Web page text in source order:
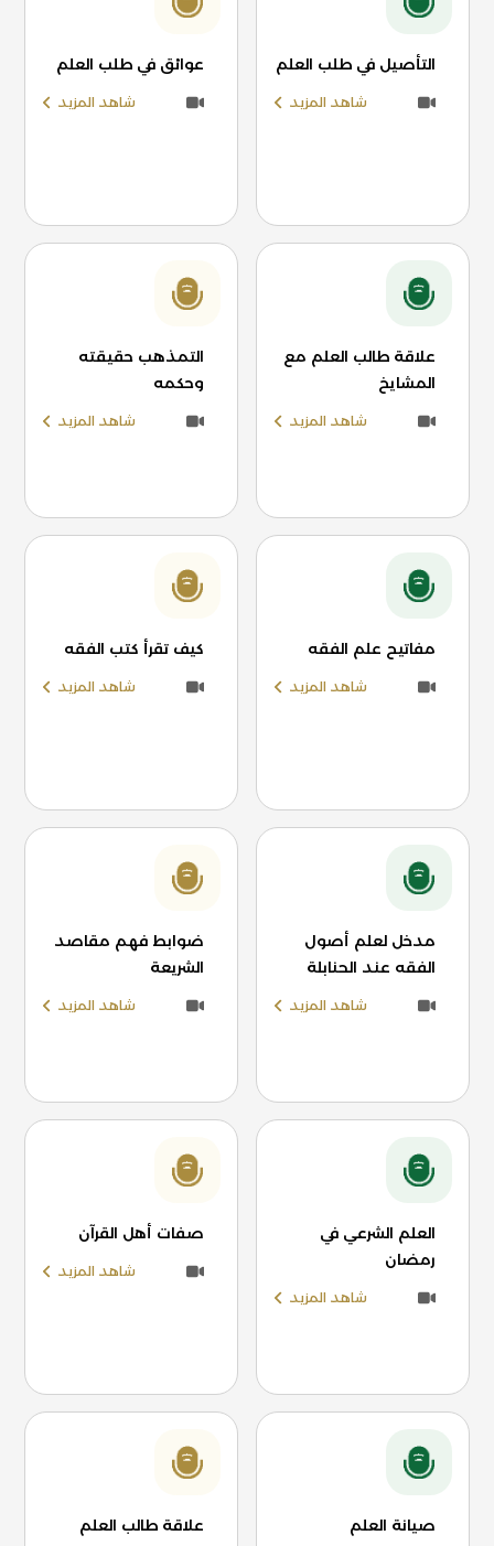
التأصيل في طلب العلم
شاهد المزيد
عوائق في طلب العلم
شاهد المزيد
علاقة طالب العلم مع
المشايخ
شاهد المزيد
التمذهب حقيقته
وحكمه
شاهد المزيد
مفاتيح علم الفقه
شاهد المزيد
كيف تقرأ كتب الفقه
شاهد المزيد
مدخل لعلم أصول
الفقه عند الحنابلة
شاهد المزيد
ضوابط فهم مقاصد
الشريعة
شاهد المزيد
العلم الشرعي في
رمضان
شاهد المزيد
صفات أهل القرآن
شاهد المزيد
صيانة العلم
علاقة طالب العلم